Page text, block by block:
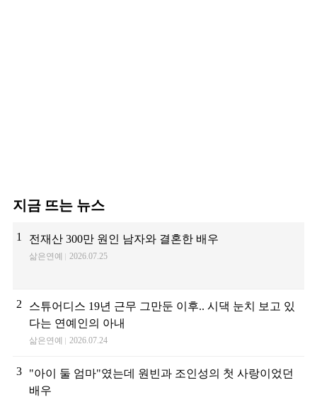
지금 뜨는 뉴스
1 전재산 300만 원인 남자와 결혼한 배우
삶은연예 2026.07.25
2
스튜어디스 19년 근무 그만둔 이후.. 시댁 눈치 보고 있
다는 연예인의 아내
삶은연예 2026.07.24
3
"아이 둘 엄마"였는데 원빈과 조인성의 첫 사랑이었던
배우